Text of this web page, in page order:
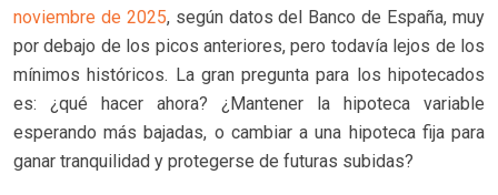
noviembre de 2025, según datos del Banco de España, muy
por debajo de los picos anteriores, pero todavía lejos de los
mínimos históricos. La gran pregunta para los hipotecados
es: ¿qué hacer ahora? ¿Mantener la hipoteca variable
esperando más bajadas, o cambiar a una hipoteca fija para
ganar tranquilidad y protegerse de futuras subidas?